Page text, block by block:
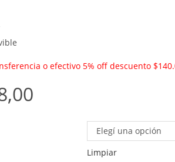
o efectivo 5% off descuento
Elegí una opción
Limpiar